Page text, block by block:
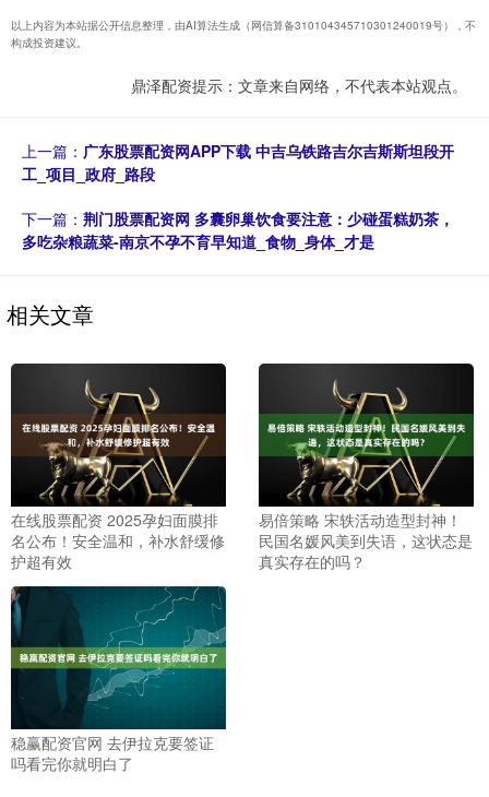
以上内容为本站据公开信息整理，由AI算法生成（网信算备310104345710301240019号），不
构成投资建议。
鼎泽配资提示：文章来自网络，不代表本站观点。
上一篇： 广东股票配资网APP下载 中吉乌铁路吉尔吉斯斯坦段开
工_项目_政府_路段
下一篇： 荆门股票配资网 多囊卵巢饮食要注意：少碰蛋糕奶茶，
多吃杂粮蔬菜-南京不孕不育早知道_食物_身体_才是
相关文章
在线股票配资 2025孕妇面膜排
名公布！安全温和，补水舒缓修
护超有效
易倍策略 宋轶活动造型封神！
民国名媛风美到失语，这状态是
真实存在的吗？
稳赢配资官网 去伊拉克要签证
吗看完你就明白了